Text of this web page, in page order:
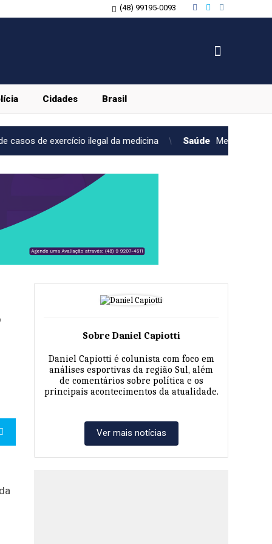
(48) 99195-0093
Cidades Brasil
ilegal da medicina Saúde Medicamento reduz em até
Sobre Daniel Capiotti
Daniel Capiotti é colunista com foco em
análises esportivas da região Sul, além
de comentários sobre política e os
principais acontecimentos da atualidade.
Ver mais notícias